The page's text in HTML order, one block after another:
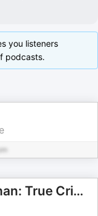
you listeners
podcasts.
Verbrechen von nebenan: True Crime aus der Nachbarschaft